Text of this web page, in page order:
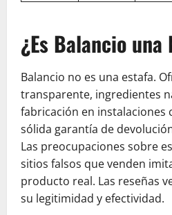
¿Es Balancio una
Balancio no es una estafa.
transparente, ingredientes
fabricación en instalaciones
sólida garantía de
Las preocupaciones sobre
sitios falsos que venden
producto real. Las reseñas
su legitimidad y efectividad.